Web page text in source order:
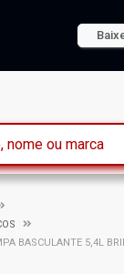
BASCULANTE 5,4L